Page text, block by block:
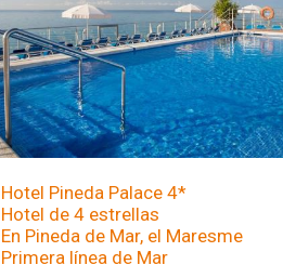
Hotel Pineda Palace 4*
Hotel de 4 estrellas
En Pineda de Mar, el Maresme
Primera línea de Mar